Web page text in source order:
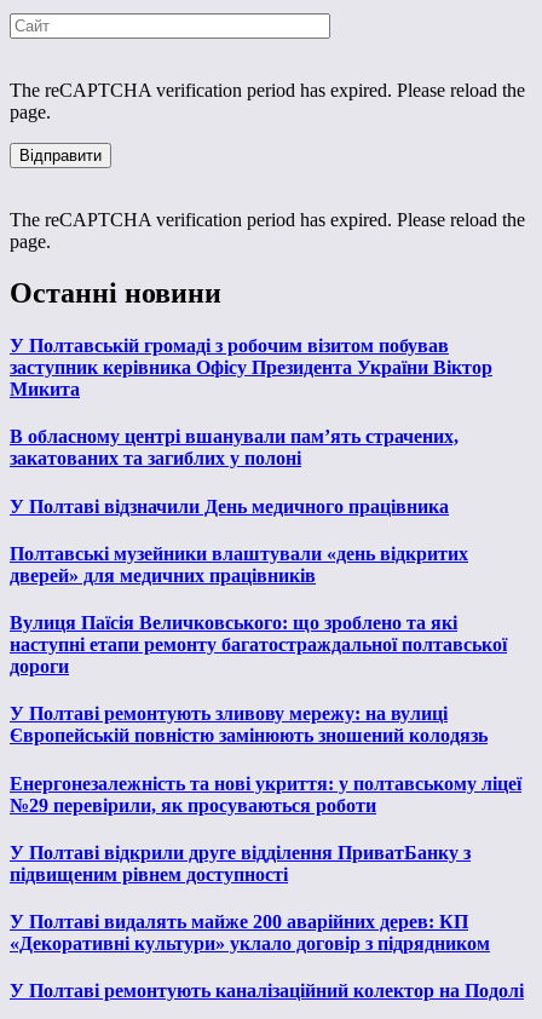
The reCAPTCHA verification period has expired. Please reload the
page.
The reCAPTCHA verification period has expired. Please reload the
page.
Останні новини
У Полтавській громаді з робочим візитом побував
заступник керівника Офісу Президента України Віктор
Микита
В обласному центрі вшанували пам’ять страчених,
закатованих та загиблих у полоні
У Полтаві відзначили День медичного працівника
Полтавські музейники влаштували «день відкритих
дверей» для медичних працівників
Вулиця Паїсія Величковського: що зроблено та які
наступні етапи ремонту багатостраждальної полтавської
дороги
У Полтаві ремонтують зливову мережу: на вулиці
Європейській повністю замінюють зношений колодязь
Енергонезалежність та нові укриття: у полтавському ліцеї
№29 перевірили, як просуваються роботи
У Полтаві відкрили друге відділення ПриватБанку з
підвищеним рівнем доступності
У Полтаві видалять майже 200 аварійних дерев: КП
«Декоративні культури» уклало договір з підрядником
У Полтаві ремонтують каналізаційний колектор на Подолі